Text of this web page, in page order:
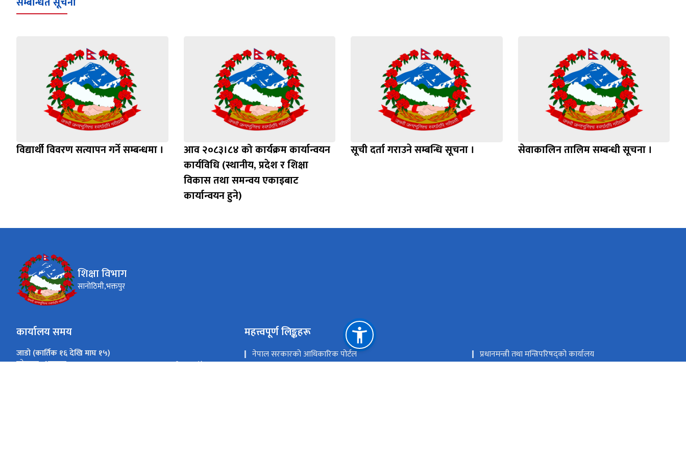
विद्यार्थी विवरण सत्यापन गर्ने सम्बन्धमा ।
आव २०८३।८४ को कार्यक्रम कार्यान्वयन
कार्यविधि (स्थानीय, प्रदेश र शिक्षा
विकास तथा समन्वय एकाइबाट
कार्यान्वयन हुने)
सूची दर्ता गराउने सम्बन्धि सूचना । सेवाकालिन तालिम सम्बन्धी सूचना ।
शिक्षा विभाग
सानोठिमी,भक्तपुर
कार्यालय समय
जाडो (कार्तिक १६ देखि माघ १५)
सोमबार -शुक्रबार
९:०० - ४:००
महत्त्वपूर्ण लिङ्कहरू
नेपाल सरकारको आधिकारिक पोर्टल
प्रधानमन्त्री तथा मन्त्रिपरिषद्को कार्यालय